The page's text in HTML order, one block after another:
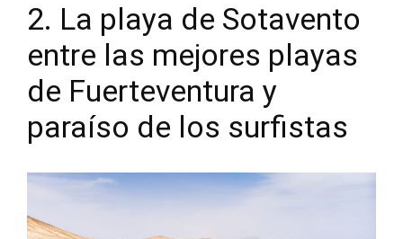
2. La playa de Sotavento
entre las mejores playas
de Fuerteventura y
paraíso de los surfistas